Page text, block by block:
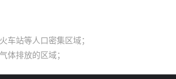
车站等人口密集区域；
体排放的区域；